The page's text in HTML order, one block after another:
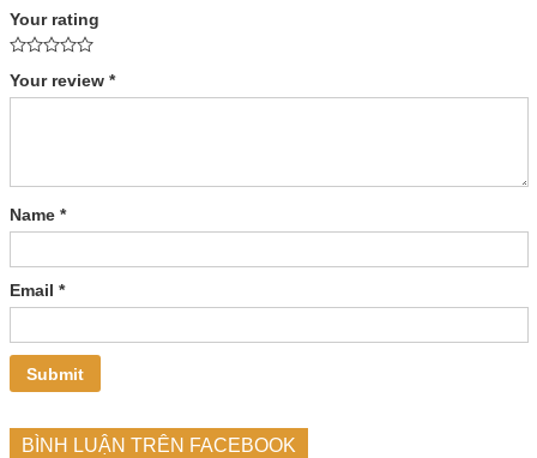
Your rating
Your review *
Name *
Email *
BÌNH LUẬN TRÊN FACEBOOK